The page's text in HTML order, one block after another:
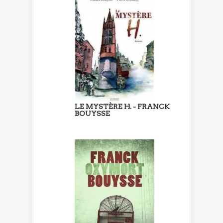
LE MYSTÈRE H. - FRANCK
BOUYSSE